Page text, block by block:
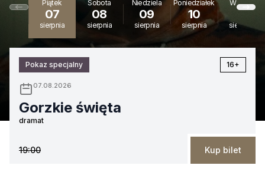
Piątek
07
sierpnia
Sobota
08
sierpnia
Niedziela
09
sierpnia
Poniedziałek
10
sierpnia
Wtorek
11
sierpnia
Pokaz specjalny 16+
07.08.2026
Gorzkie święta
dramat
19:00 Kup bilet